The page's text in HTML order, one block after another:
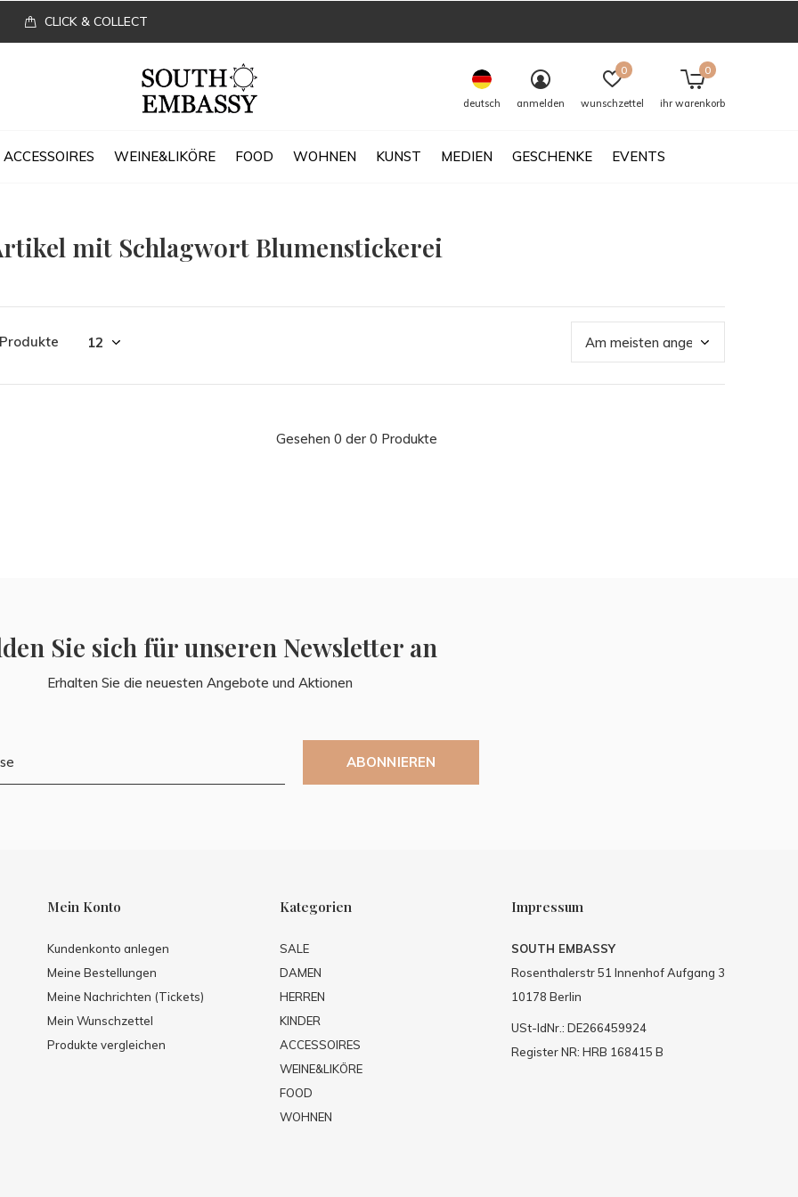
ACCESSOIRES WEINE&LIKÖRE FOOD WOHNEN KUNST MEDIEN GESCHENKE EVENTS
deutsch anmelden wunschzettel
0
ihr warenkorb
0
CLICK & COLLECT
mit Schlagwort Blumenstickerei
Gesehen 0 der 0 Produkte
Sie sich für unseren Newsletter an
Erhalten Sie die neuesten Angebote und Aktionen
ABONNIEREN
Mein Konto
Kundenkonto anlegen
Meine Bestellungen
Meine Nachrichten (Tickets)
Mein Wunschzettel
Produkte vergleichen
Kategorien
SALE
DAMEN
HERREN
KINDER
ACCESSOIRES
WEINE&LIKÖRE
FOOD
WOHNEN
Impressum
SOUTH EMBASSY
Rosenthalerstr 51 Innenhof Aufgang 3
10178 Berlin
USt-IdNr.: DE266459924
Register NR: HRB 168415 B